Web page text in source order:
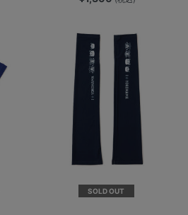
SOLD OUT